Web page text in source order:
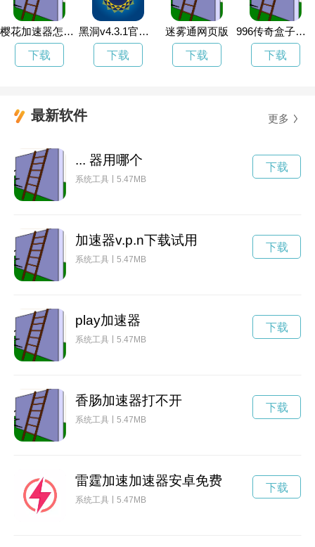
樱花加速器怎么用
下载
黑洞v4.3.1官网apk
下载
迷雾通网页版
下载
996传奇盒子官网下载
下载
最新软件 更多
... 器用哪个
系统工具 5.47MB
下载
加速器v.p.n下载试用
系统工具 5.47MB
下载
play加速器
系统工具 5.47MB
下载
香肠加速器打不开
系统工具 5.47MB
下载
雷霆加速加速器安卓免费
系统工具 5.47MB
下载